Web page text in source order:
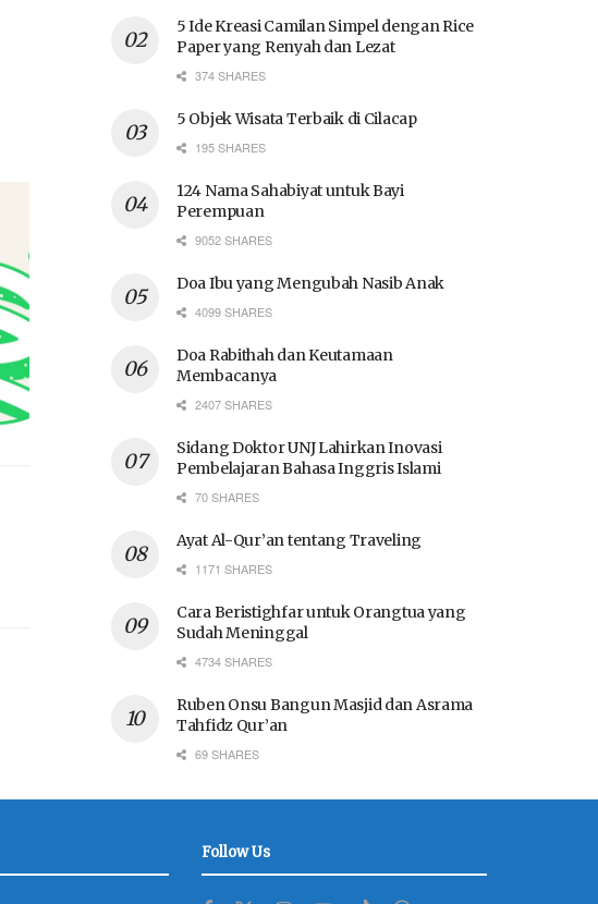
5 Ide Kreasi Camilan Simpel dengan Rice
Paper yang Renyah dan Lezat
374 SHARES
5 Objek Wisata Terbaik di Cilacap
195 SHARES
124 Nama Sahabiyat untuk Bayi
Perempuan
9052 SHARES
Doa Ibu yang Mengubah Nasib Anak
4099 SHARES
Doa Rabithah dan Keutamaan
Membacanya
2407 SHARES
Sidang Doktor UNJ Lahirkan Inovasi
Pembelajaran Bahasa Inggris Islami
70 SHARES
Ayat Al-Qur’an tentang Traveling
1171 SHARES
Cara Beristighfar untuk Orangtua yang
Sudah Meninggal
4734 SHARES
Ruben Onsu Bangun Masjid dan Asrama
Tahfidz Qur’an
69 SHARES
Follow Us